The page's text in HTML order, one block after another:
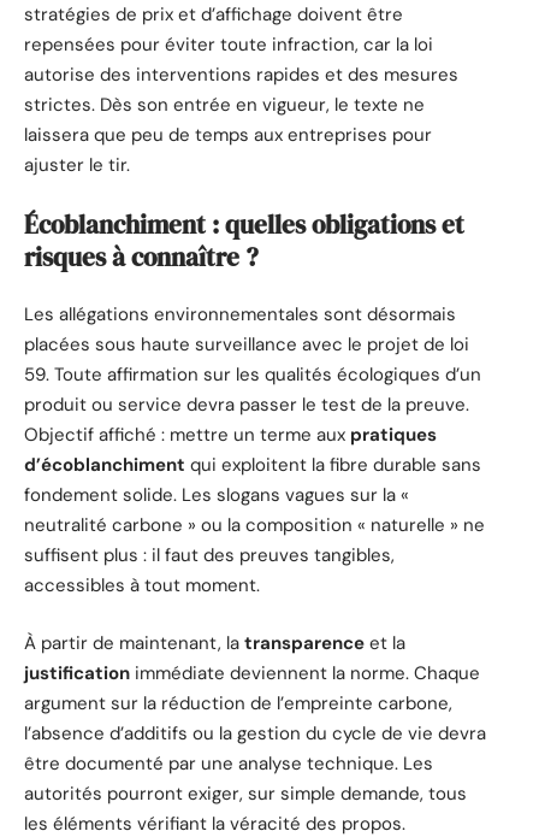
stratégies de prix et d’affichage doivent être
repensées pour éviter toute infraction, car la loi
autorise des interventions rapides et des mesures
strictes. Dès son entrée en vigueur, le texte ne
laissera que peu de temps aux entreprises pour
ajuster le tir.
Écoblanchiment : quelles obligations et
risques à connaître ?
Les allégations environnementales sont désormais
placées sous haute surveillance avec le projet de loi
59. Toute affirmation sur les qualités écologiques d’un
produit ou service devra passer le test de la preuve.
Objectif affiché : mettre un terme aux pratiques
d’écoblanchiment qui exploitent la fibre durable sans
fondement solide. Les slogans vagues sur la «
neutralité carbone » ou la composition « naturelle » ne
suffisent plus : il faut des preuves tangibles,
accessibles à tout moment.
À partir de maintenant, la transparence et la
justification immédiate deviennent la norme. Chaque
argument sur la réduction de l’empreinte carbone,
l’absence d’additifs ou la gestion du cycle de vie devra
être documenté par une analyse technique. Les
autorités pourront exiger, sur simple demande, tous
les éléments vérifiant la véracité des propos.